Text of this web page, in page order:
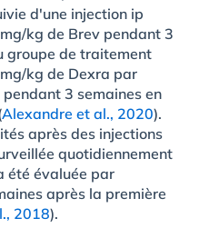
d'une injection ip
kg de Brev pendant 3
groupe de traitement
kg de Dexra par
3 semaines en
Alexandre et al., 2020).
après des injections
quotidiennement
été évaluée par
après la première
2018).